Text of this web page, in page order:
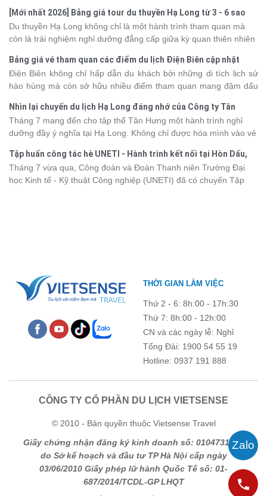
phút giây đồng hành bên nhau, tất cả đã tạo nên một chuyến đi
tràn đầy cảm xúc và dấu ấn khó quên.
[Mới nhất 2026] Bảng giá tour du thuyền Hạ Long từ 3 - 6 sao
Du thuyền Hạ Long không chỉ là một hành trình tham quan mà
còn là trải nghiệm nghỉ dưỡng đẳng cấp giữa kỳ quan thiên nhiên
khác nhau, khiến nhiều du khách băn khoăn khi lựa chọn. Bài viết
dưới đây sẽ cập nhật bảng giá tour du thuyền Hạ Long mới nhất
2026 từ 3 - 6 sao, giúp bạn dễ dàng so sánh và tìm được hành
trình phù hợp với nhu cầu cũng như ngân sách.
Bảng giá vé tham quan các điểm du lịch Điện Biên cập nhật
2026
Điện Biên không chỉ hấp dẫn du khách bởi những di tích lịch sử
hào hùng mà còn sở hữu nhiều điểm tham quan mang đậm dấu
phá vùng đất này, việc cập nhật trước giá vé sẽ giúp bạn chủ
động hơn trong lịch trình và chi phí. Cùng Vietsense Travel tham
khảo bảng giá vé tham quan các điểm du lịch Điện Biênmới nhất
năm 2026 ngay dưới đây.
Nhìn lại chuyến du lịch Hạ Long đáng nhớ của Công ty Tân
Hưng 2026
Tháng 7 mang đến cho tập thể Tân Hưng một hành trình nghỉ
dưỡng đầy ý nghĩa tại Hạ Long. Không chỉ được hòa mình vào vẻ
kết, sẻ chia và lưu giữ nhiều khoảnh khắc đáng nhớ. Hãy cùng
nhìn lại chuyến đi ngập tràn niềm vui và những trải nghiệm khó
quên.
Tập huấn công tác hè UNETI - Hành trình kết nối tại Hòn Dấu,
Đồ Sơn
Tháng 7 vừa qua, Công đoàn và Đoàn Thanh niên Trường Đại
học Kinh tế - Kỹ thuật Công nghiệp (UNETI) đã có chuyến Tập
THỜI GIAN LÀM VIỆC
Thứ 2 - 6: 8h:00 - 17h:30
Thứ 7: 8h:00 - 12h:00
CN và các ngày lễ: Nghỉ
Tổng Đài: 1900 54 55 19
Hotline: 0937 191 888
CÔNG TY CỔ PHẦN DU LỊCH VIETSENSE
© 2010 - Bản quyền thuộc Vietsense Travel
Giấy chứng nhận đăng ký kinh doanh số: 0104731205
do Sở kế hoạch và đầu tư TP Hà Nội cấp ngày
03/06/2010 Giấy phép lữ hành Quốc Tế số: 01-
687/2014/TCDL-GP LHQT